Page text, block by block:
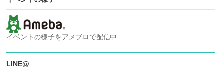
イベントの様子をアメブロで配信中
LINE@